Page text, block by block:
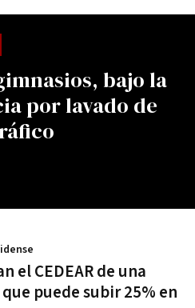
bajo la
por lavado de
el CEDEAR de una
puede subir 25% en